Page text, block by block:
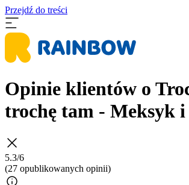
Przejdź do treści
Opinie klientów o
trochę tam - Meksyk
5.3/6
(27 opublikowanych opinii)